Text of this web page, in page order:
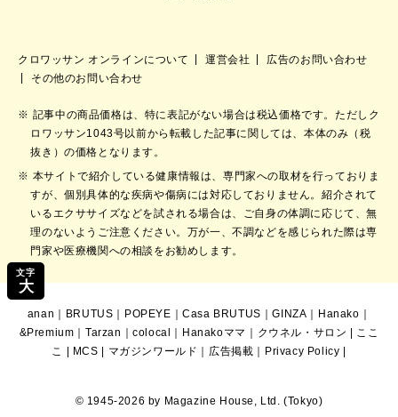
文字
大
クロワッサン オンラインについて 運営会社
広告のお問い合わせ
その他のお問い合わせ
記事中の商品価格は、特に表記がない場合は税込価格です。ただしク
ロワッサン1043号以前から転載した記事に関しては、本体のみ（税
抜き）の価格となります。
本サイトで紹介している健康情報は、専門家への取材を行っておりま
すが、個別具体的な疾病や傷病には対応しておりません。紹介されて
いるエクササイズなどを試される場合は、ご自身の体調に応じて、無
理のないようご注意ください。万が一、不調などを感じられた際は専
門家や医療機関への相談をお勧めします。
anan BRUTUS POPEYE ｜Casa BRUTUS ｜GINZA Hanako
&Premium ｜Tarzan ｜colocal Hanakoママ クウネル・サロン
ここ
こ
MCS マガジンワールド 広告掲載 Privacy Policy
© 1945-2026 by Magazine House, Ltd. (Tokyo)